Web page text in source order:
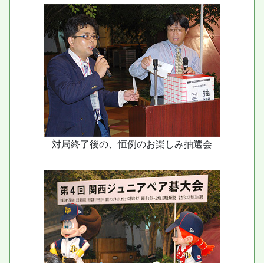
対局終了後の、恒例のお楽しみ抽選会